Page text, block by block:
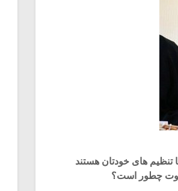
تنظیم های خودتان هستند
فلوت چطور است؟